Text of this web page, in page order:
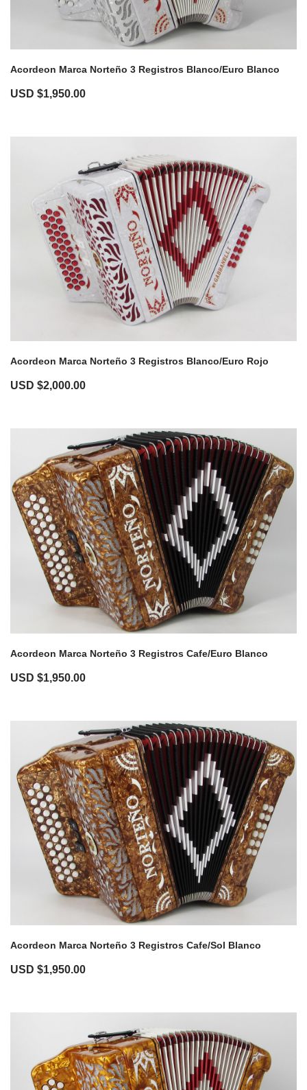
Acordeon Marca Norteño 3 Registros Blanco/Euro Blanco
USD $1,950.00
Acordeon Marca Norteño 3 Registros Blanco/Euro Rojo
USD $2,000.00
Acordeon Marca Norteño 3 Registros Cafe/Euro Blanco
USD $1,950.00
Acordeon Marca Norteño 3 Registros Cafe/Sol Blanco
USD $1,950.00